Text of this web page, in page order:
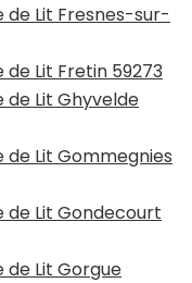
de Lit Fresnes-sur-
Lit Fretin 59273
Lit Ghyvelde
Lit Gommegnies
de Lit Gondecourt
Lit Gorgue